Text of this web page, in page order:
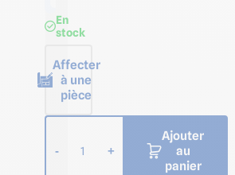
En
stock
Affecter
à une
pièce
- 1 +
Ajouter
au
panier